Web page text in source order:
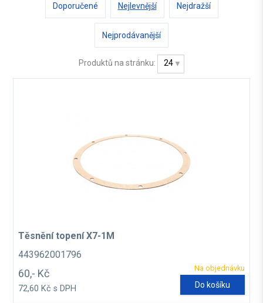
Doporučené Nejlevnější Nejdražší
Nejprodávanější
Produktů na stránku: 24
Těsnění topení X7-1M
443962001796
Na objednávku
60,- Kč
72,60 Kč s DPH Do košíku